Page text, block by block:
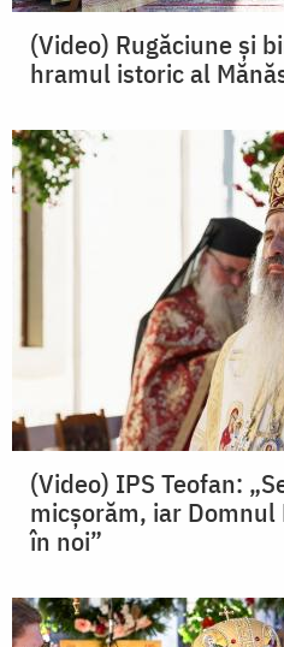
(Video) Rugăciune și
hramul istoric al
(Video) IPS Teofan:
micșorăm, iar Domnul
în noi”